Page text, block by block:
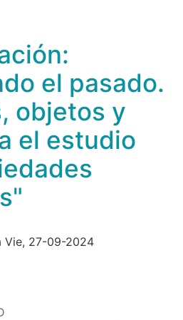
el pasado.
objetos y
el estudio
Vie, 27-09-2024